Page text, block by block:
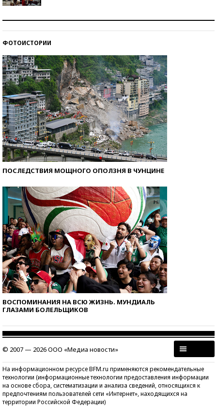
ФОТОИСТОРИИ
ПОСЛЕДСТВИЯ МОЩНОГО ОПОЛЗНЯ В ЧУНЦИНЕ
ВОСПОМИНАНИЯ НА ВСЮ ЖИЗНЬ. МУНДИАЛЬ
ГЛАЗАМИ БОЛЕЛЬЩИКОВ
© 2007 — 2026 ООО «Медиа новости»
На информационном ресурсе BFM.ru применяются рекомендательные
технологии (информационные технологии предоставления информации
на основе сбора, систематизации и анализа сведений, относящихся к
предпочтениям пользователей сети «Интернет», находящихся на
территории Российской Федерации)